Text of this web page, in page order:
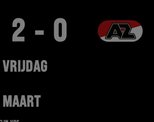
VRIJDAG
MAART
2 - 0